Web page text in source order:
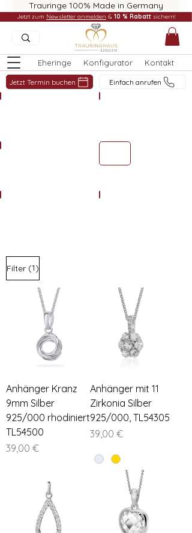
Trauringe 100% Made in Germany
Eheringe Konfigurator Kontakt
Jetzt Termin buchen Einfach anrufen
Jetzt zum Newsletter anmelden & 10 % Rabatt sichern!
Colliers Schmuck
Filter (1)
Anhänger Kranz
9mm Silber
925/000 rhodiniert
TL54500
Preis
39,00 €
Anhänger mit 11
Zirkonia Silber
925/000, TL54305
Preis
39,00 €